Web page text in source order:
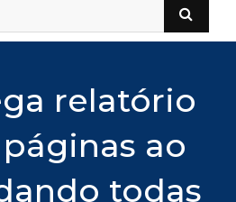
relatório
ao
todas